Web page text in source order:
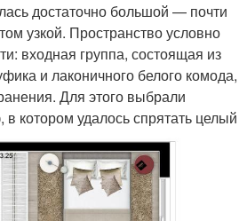
достаточно большой — почти
узкой. Пространство условно
входная группа, состоящая из
и лаконичного белого комода,
Для этого выбрали
котором удалось спрятать целый